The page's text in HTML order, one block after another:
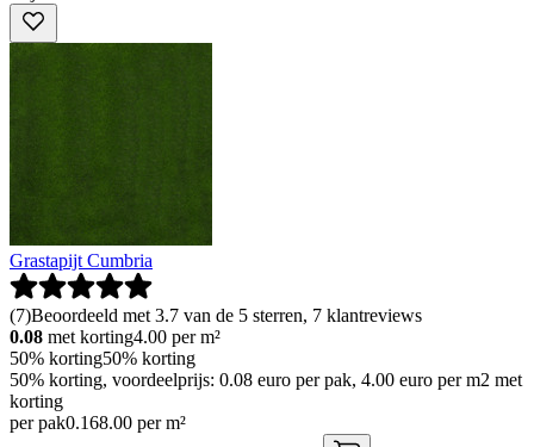
Grastapijt Cumbria
(7)Beoordeeld met 3.7 van de 5 sterren, 7 klantreviews
0.08 met korting4.00 per m²
50% korting50% korting
50% korting, voordeelprijs: 0.08 euro per pak, 4.00 euro per m2 met
korting
per pak0.168.00 per m²